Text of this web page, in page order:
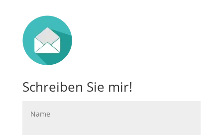
Schreiben Sie mir!